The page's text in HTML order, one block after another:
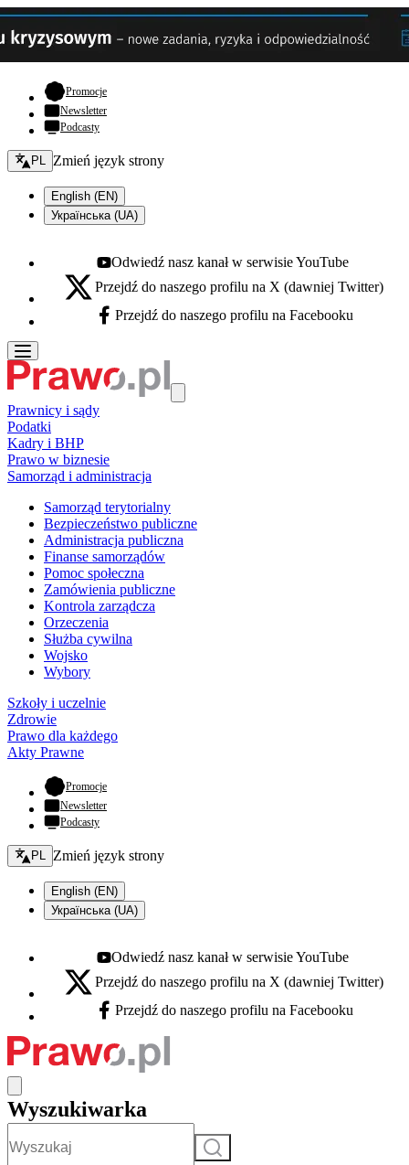
Promocje- otwiera się w nowej karcie
Newsletter
Podcasty
Zmień język - bieżący:
PL Zmień język strony
English (EN)
Українська (UA)
Youtube - otwiera się w nowej karcie
Odwiedź nasz kanał w serwisie YouTube
X - otwiera się w nowej karcie
Przejdź do naszego profilu na X (dawniej Twitter)
Facebook - otwiera się w nowej karcie
Przejdź do naszego profilu na Facebooku
Prawnicy i sądy
Podatki
Kadry i BHP
Prawo w biznesie
Samorząd i administracja
Samorząd terytorialny
Bezpieczeństwo publiczne
Administracja publiczna
Finanse samorządów
Pomoc społeczna
Zamówienia publiczne
Kontrola zarządcza
Orzeczenia
Służba cywilna
Wojsko
Wybory
Szkoły i uczelnie
Zdrowie
Prawo dla każdego
Akty Prawne
Promocje- otwiera się w nowej karcie
Newsletter
Podcasty
Zmień język - bieżący:
PL Zmień język strony
English (EN)
Українська (UA)
Youtube - otwiera się w nowej karcie
Odwiedź nasz kanał w serwisie YouTube
X - otwiera się w nowej karcie
Przejdź do naszego profilu na X (dawniej Twitter)
Facebook - otwiera się w nowej karcie
Przejdź do naszego profilu na Facebooku
Wyszukiwarka
Szukaj